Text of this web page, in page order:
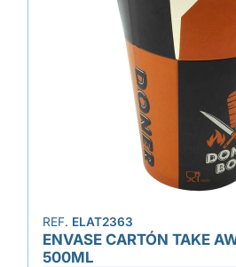
REF. ELAT2363
ENVASE CARTÓN TAKE
500ML